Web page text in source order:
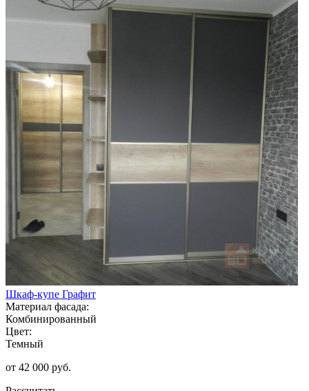
Шкаф-купе Графит
Материал фасада:
Комбинированный
Цвет:
Темный
от 42 000 руб.